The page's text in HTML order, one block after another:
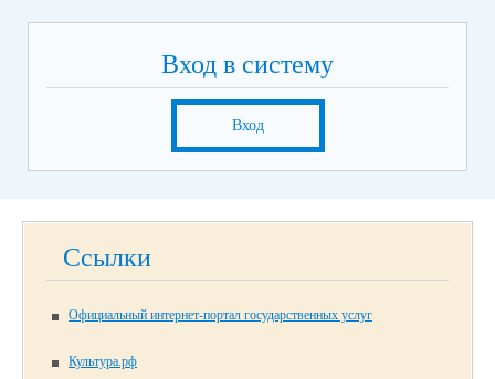
Вход в систему
Вход
Ссылки
Официальный интернет-портал государственных услуг
Культура.рф